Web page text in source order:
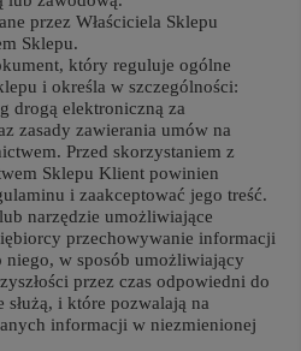
przez Właściciela Sklepu
Sklepu.
który reguluje ogólne
i określa w szczególności:
drogą elektroniczną za
zasady zawierania umów na
Przed skorzystaniem z
Sklepu Klient powinien
i zaakceptować jego treść.
narzędzie umożliwiające
przechowywanie informacji
w sposób umożliwiający
przez czas odpowiedni do
i które pozwalają na
informacji w niezmienionej